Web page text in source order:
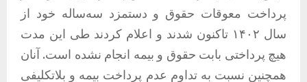
پرداخت معوقات حقوق و دستمزد سه‌ساله خود از
سال ۱۴۰۲ تاکنون شدند و اعلام کردند طی این مدت
هیچ پرداختی بابت حقوق و بیمه انجام نشده است. آنان
همچنین نسبت به تداوم عدم پرداخت بیمه و بلاتکلیفی